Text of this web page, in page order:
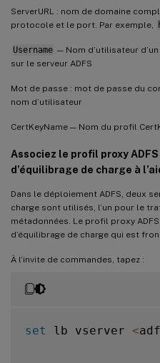
ServerURL : nom de domaine
protocole et le port. Par exemple,
Username — Nom d’utilisateur
sur le serveur ADFS
Mot de passe : mot de passe du
nom d’utilisateur
CertKeyName — Nom du profil
Associez le profil proxy
d’équilibrage de charge à
Dans le déploiement ADFS, deux
charge sont utilisés, l’un pour le
métadonnées. Le profil proxy
d’équilibrage de charge qui est
À l’invite de commandes, tapez :
set lb vserver <